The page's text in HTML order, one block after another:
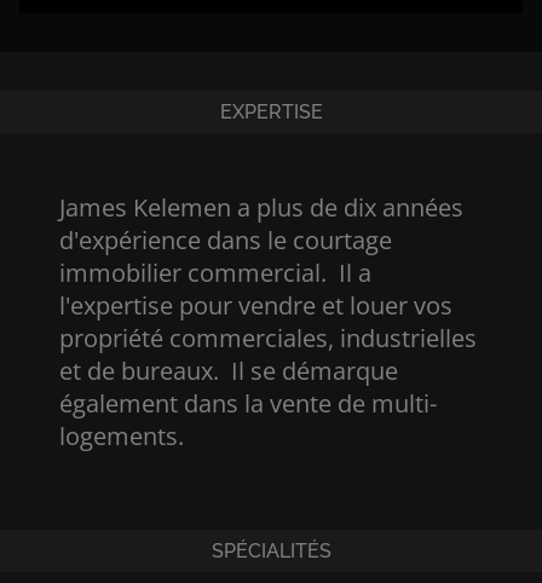
EXPERTISE
James Kelemen a plus de dix années
d'expérience dans le courtage
immobilier commercial. Il a
l'expertise pour vendre et louer vos
propriété commerciales, industrielles
et de bureaux. Il se démarque
également dans la vente de multi-
logements.
SPÉCIALITÉS